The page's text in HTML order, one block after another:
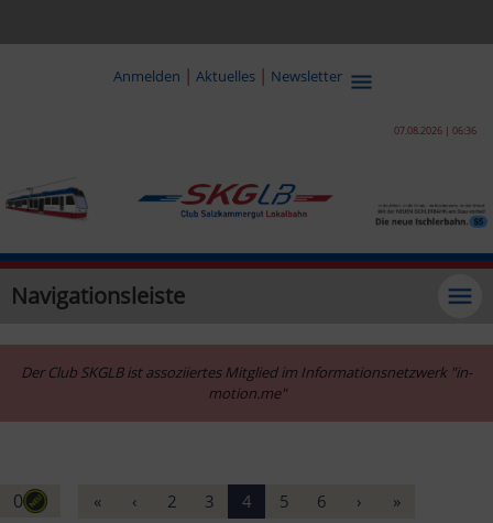
Anmelden | Aktuelles | Newsletter
07.08.2026 | 06:36
Navigationsleiste
Der Club SKGLB ist assoziiertes Mitglied im Informationsnetzwerk "in-
motion.me"
0 « ‹ 2 3 4 5 6 › »